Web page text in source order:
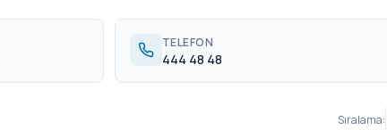
TELEFON
444 48 48
Sıralama: